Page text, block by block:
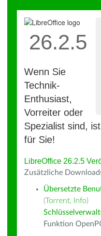
26.2.5
Wenn Sie
Technik-
Enthusiast,
Vorreiter oder
Spezialist sind,
für Sie!
LibreOffice 26.2.5
Zusätzliche
Übersetzte
(Torrent, Info)
Funktion